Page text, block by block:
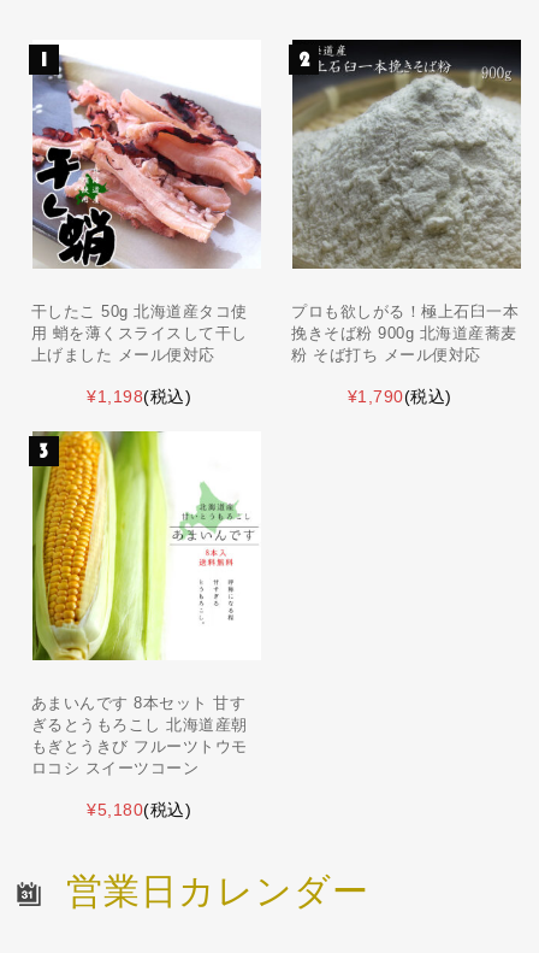
干したこ 50g 北海道産タコ使
用 蛸を薄くスライスして干し
上げました メール便対応
¥1,198(税込)
プロも欲しがる！極上石臼一本
挽きそば粉 900g 北海道産蕎麦
粉 そば打ち メール便対応
¥1,790(税込)
あまいんです 8本セット 甘す
ぎるとうもろこし 北海道産朝
もぎとうきび フルーツトウモ
ロコシ スイーツコーン
¥5,180(税込)
営業日カレンダー